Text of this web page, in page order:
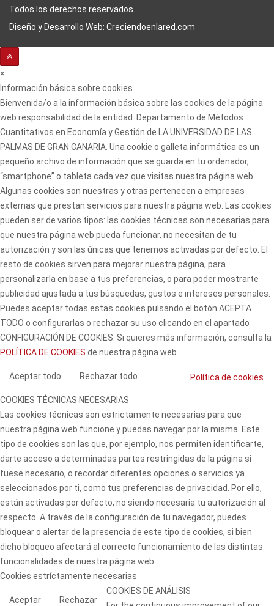
Todos los derechos reservados.
Diseño y Desarrollo Web: Creciendoenlared.com
×
Información básica sobre cookies
Bienvenida/o a la información básica sobre las cookies de la página
web responsabilidad de la entidad: Departamento de Métodos
Cuantitativos en Economía y Gestión de LA UNIVERSIDAD DE LAS
PALMAS DE GRAN CANARIA. Una cookie o galleta informática es un
pequeño archivo de información que se guarda en tu ordenador,
“smartphone” o tableta cada vez que visitas nuestra página web.
Algunas cookies son nuestras y otras pertenecen a empresas
externas que prestan servicios para nuestra página web. Las cookies
pueden ser de varios tipos: las cookies técnicas son necesarias para
que nuestra página web pueda funcionar, no necesitan de tu
autorización y son las únicas que tenemos activadas por defecto. El
resto de cookies sirven para mejorar nuestra página, para
personalizarla en base a tus preferencias, o para poder mostrarte
publicidad ajustada a tus búsquedas, gustos e intereses personales.
Puedes aceptar todas estas cookies pulsando el botón ACEPTA
TODO o configurarlas o rechazar su uso clicando en el apartado
CONFIGURACIÓN DE COOKIES. Si quieres más información, consulta la
POLÍTICA DE COOKIES de nuestra página web.
Aceptar todo Rechazar todo Política de cookies
COOKIES TÉCNICAS NECESARIAS
Las cookies técnicas son estrictamente necesarias para que
nuestra página web funcione y puedas navegar por la misma. Este
tipo de cookies son las que, por ejemplo, nos permiten identificarte,
darte acceso a determinadas partes restringidas de la página si
fuese necesario, o recordar diferentes opciones o servicios ya
seleccionados por ti, como tus preferencias de privacidad. Por ello,
están activadas por defecto, no siendo necesaria tu autorización al
respecto. A través de la configuración de tu navegador, puedes
bloquear o alertar de la presencia de este tipo de cookies, si bien
dicho bloqueo afectará al correcto funcionamiento de las distintas
funcionalidades de nuestra página web.
Cookies estríctamente necesarias
Aceptar Rechazar
COOKIES DE ANÁLISIS